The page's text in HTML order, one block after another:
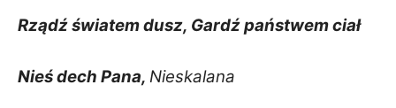
Rządź światem dusz, Gardź państwem ciał
Nieś dech Pana, Nieskalana